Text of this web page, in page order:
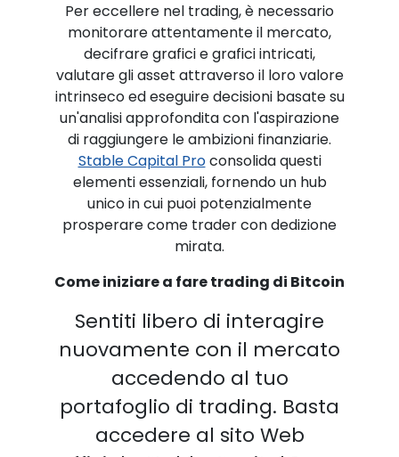
Per eccellere nel trading, è necessario
monitorare attentamente il mercato,
decifrare grafici e grafici intricati,
valutare gli asset attraverso il loro valore
intrinseco ed eseguire decisioni basate su
un'analisi approfondita con l'aspirazione
di raggiungere le ambizioni finanziarie.
Stable Capital Proconsolida questi
elementi essenziali, fornendo un hub
unico in cui puoi potenzialmente
prosperare come trader con dedizione
mirata.
Come iniziare a fare trading di Bitcoin
Sentiti libero di interagire
nuovamente con il mercato
accedendo al tuo
portafoglio di trading. Basta
accedere al sito Web